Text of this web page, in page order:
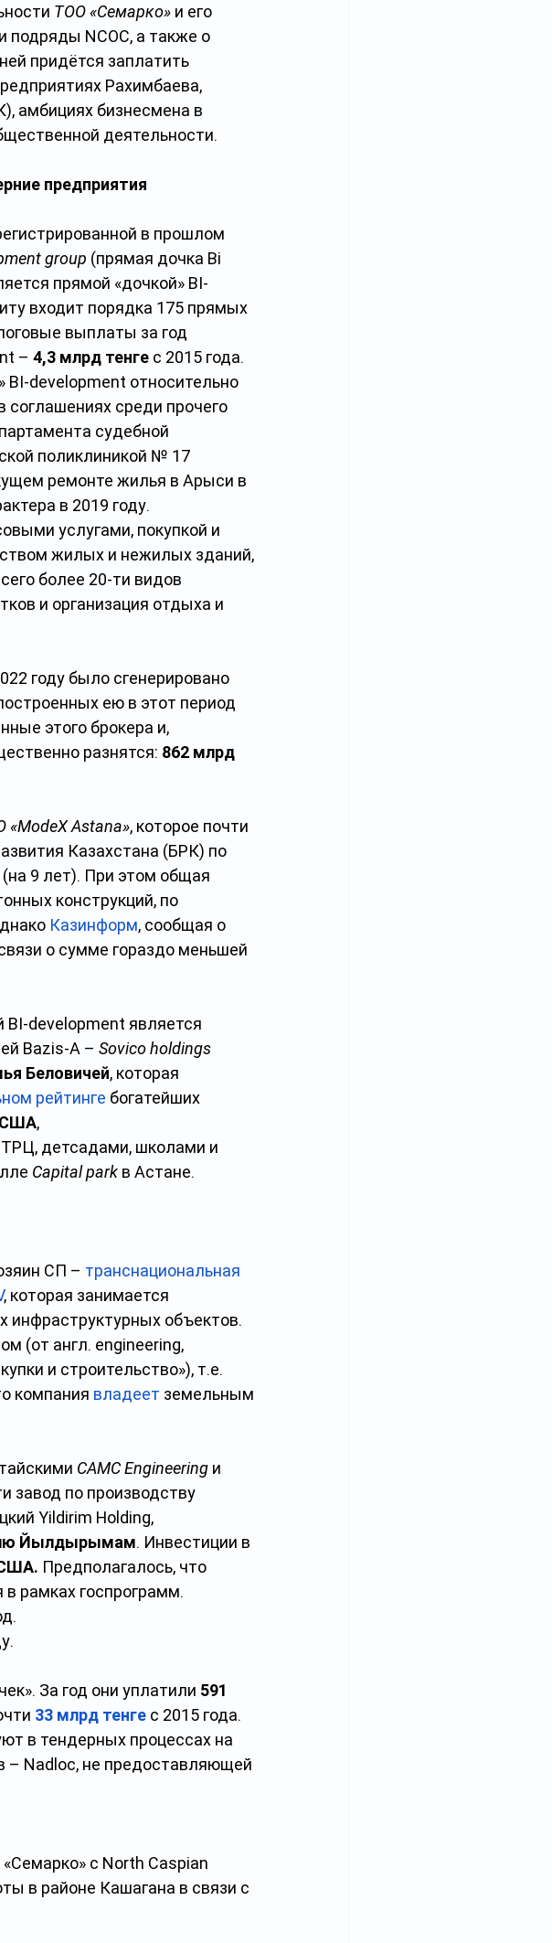
ТОО «Cемарко» и его
подряды NCOC, а также о
придётся заплатить
Рахимбаева,
амбициях бизнесмена в
деятельности.
предприятия
в прошлом
group (прямая дочка Bi
прямой «дочкой» BI-
входит порядка 175 прямых
выплаты за год
– 4,3 млрд тенге с 2015 года.
development относительно
соглашениях среди прочего
судебной
поликлиникой № 17
ремонте жилья в Арыси в
в 2019 году.
услугами, покупкой и
жилых и нежилых зданий,
более 20-ти видов
и организация отдыха и
году было сгенерировано
ею в этот период
этого брокера и,
разнятся: 862 млрд
«ModeX Astana», которое почти
Казахстана (БРК) по
(на 9 лет). При этом общая
конструкций, по
Казинформ, сообщая о
о сумме гораздо меньшей
BI-development является
Bazis-A – Sovico holdings
Беловичей, которая
рейтинге богатейших
США,
детсадами, школами и
Capital park в Астане.
СП – транснациональная
, которая занимается
инфраструктурных объектов.
(от англ. engineering,
и строительство»), т.е.
компания владеет земельным
CAMC Engineering и
завод по производству
Yildirim Holding,
Йылдырымам. Инвестиции в
Предполагалось, что
рамках госпрограмм.
За год они уплатили 591
33 млрд тенге с 2015 года.
в тендерных процессах на
– Nadloc, не предоставляющей
с North Caspian
в районе Кашагана в связи с